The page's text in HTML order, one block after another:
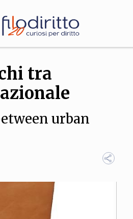
DIRITTO
Ingegneria
tra
urban